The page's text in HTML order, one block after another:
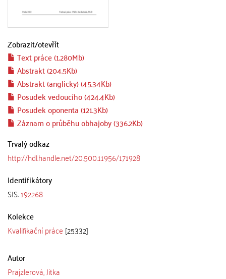
Zobrazit/otevřít
Text práce (1.280Mb)
Abstrakt (204.5Kb)
Abstrakt (anglicky) (45.34Kb)
Posudek vedoucího (424.4Kb)
Posudek oponenta (121.3Kb)
Záznam o průběhu obhajoby (336.2Kb)
Trvalý odkaz
http://hdl.handle.net/20.500.11956/171928
Identifikátory
SIS:192268
Kolekce
Kvalifikační práce [25332]
Autor
Prajzlerová, Jitka